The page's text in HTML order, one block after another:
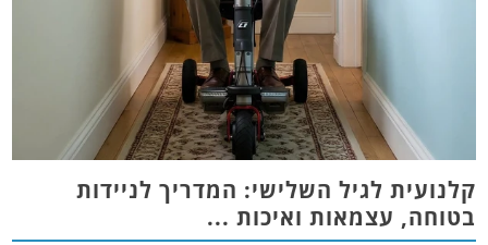
קלנועית לגיל השלישי: המדריך לניידות
בטוחה, עצמאות ואיכות ...